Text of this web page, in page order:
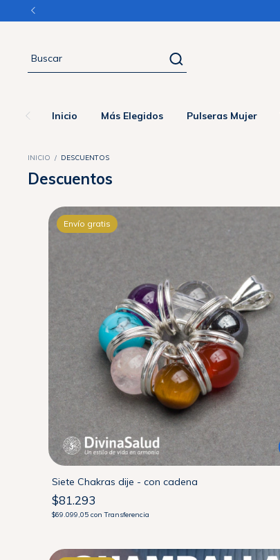
Inicio Más Elegidos Pulseras Mujer
INICIO / DESCUENTOS
Descuentos
Envío gratis
Siete Chakras dije - con cadena
$81.293
$69.099,05 con Transferencia